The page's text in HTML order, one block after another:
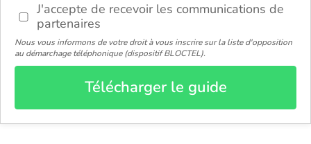
J'accepte de recevoir les communications de
partenaires
Nous vous informons de votre droit à vous inscrire sur la liste d'opposition
au démarchage téléphonique (dispositif BLOCTEL).
Télécharger le guide